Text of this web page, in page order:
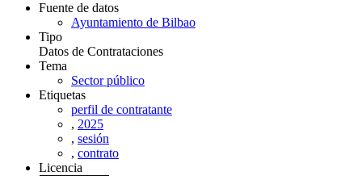
Fuente de datos
Ayuntamiento de Bilbao
Tipo
Datos de Contrataciones
Tema
Sector público
Etiquetas
perfil de contratante
, 2025
, sesión
, contrato
Licencia